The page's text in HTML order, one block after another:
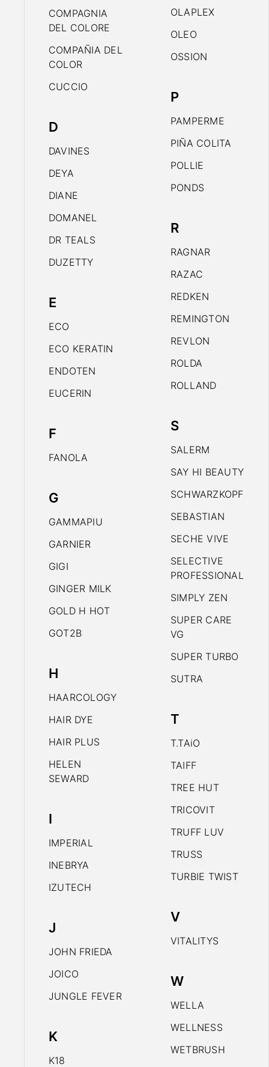
COMPAGNIA
DEL COLORE
COMPAÑIA DEL
COLOR
CUCCIO
D
DAVINES
DEYA
DIANE
DOMANEL
DR TEALS
DUZETTY
E
ECO
ECO KERATIN
ENDOTEN
EUCERIN
F
FANOLA
G
GAMMAPIU
GARNIER
GIGI
GINGER MILK
GOLD H HOT
GOT2B
H
HAARCOLOGY
HAIR DYE
HAIR PLUS
HELEN
SEWARD
I
IMPERIAL
INEBRYA
IZUTECH
J
JOHN FRIEDA
JOICO
JUNGLE FEVER
K
K18
OLAPLEX
OLEO
OSSION
P
PAMPERME
PIÑA COLITA
POLLIE
PONDS
R
RAGNAR
RAZAC
REDKEN
REMINGTON
REVLON
ROLDA
ROLLAND
S
SALERM
SAY HI BEAUTY
SCHWARZKOPF
SEBASTIAN
SECHE VIVE
SELECTIVE
PROFESSIONAL
SIMPLY ZEN
SUPER CARE
VG
SUPER TURBO
SUTRA
T
T.TAiO
TAIFF
TREE HUT
TRICOVIT
TRUFF LUV
TRUSS
TURBIE TWIST
V
VITALITYS
W
WELLA
WELLNESS
WETBRUSH